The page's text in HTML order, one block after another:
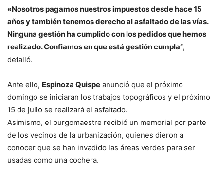
«Nosotros pagamos nuestros impuestos desde hace 15
años y también tenemos derecho al asfaltado de las vías.
Ninguna gestión ha cumplido con los pedidos que hemos
realizado. Confiamos en que está gestión cumpla”,
detalló.
Ante ello, Espinoza Quispe anunció que el próximo
domingo se iniciarán los trabajos topográficos y el próximo
15 de julio se realizará el asfaltado.
Asimismo, el burgomaestre recibió un memorial por parte
de los vecinos de la urbanización, quienes dieron a
conocer que se han invadido las áreas verdes para ser
usadas como una cochera.